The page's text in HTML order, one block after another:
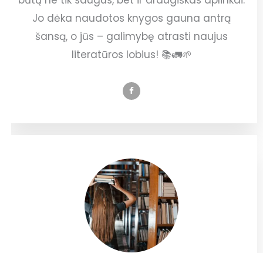
Jo dėka naudotos knygos gauna antrą
šansą, o jūs – galimybę atrasti naujus
literatūros lobius! 📚🚛🌱